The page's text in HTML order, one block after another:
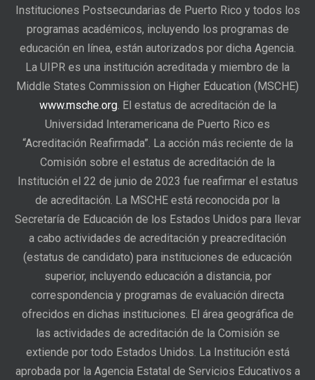
Instituciones Postsecundarias de Puerto Rico y todos los
programas académicos, incluyendo los programas de
educación en línea, están autorizados por dicha Agencia.
La UIPR es una institución acreditada y miembro de la
Middle States Commission on Higher Education (MSCHE)
www.msche.org. El estatus de acreditación de la
Universidad Interamericana de Puerto Rico es
“Acreditación Reafirmada”. La acción más reciente de la
Comisión sobre el estatus de acreditación de la
Institución el 22 de junio de 2023 fue reafirmar el estatus
de acreditación. La MSCHE está reconocida por la
Secretaría de Educación de los Estados Unidos para llevar
a cabo actividades de acreditación y preacreditación
(estatus de candidato) para instituciones de educación
superior, incluyendo educación a distancia, por
correspondencia y programas de evaluación directa
ofrecidos en dichas instituciones. El área geográfica de
las actividades de acreditación de la Comisión se
extiende por todo Estados Unidos. La Institución está
aprobada por la Agencia Estatal de Servicios Educativos a